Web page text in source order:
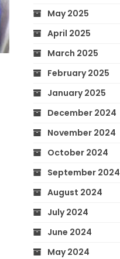
May 2025
April 2025
March 2025
February 2025
January 2025
December 2024
November 2024
October 2024
September 2024
August 2024
July 2024
June 2024
May 2024